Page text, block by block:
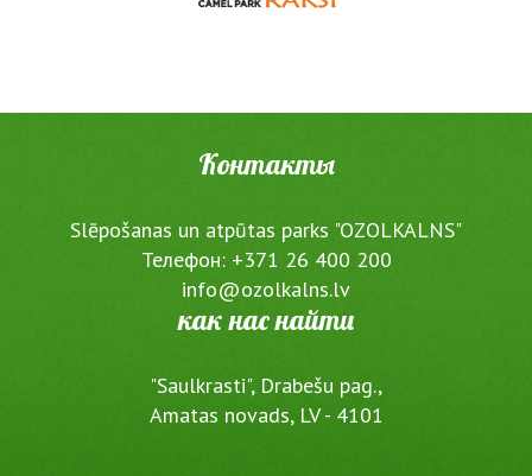
Контакты
Slēpošanas un atpūtas parks "OZOLKALNS"
Телефон: +371 26 400 200
info@ozolkalns.lv
как нас найти
"Saulkrasti", Drabešu pag.,
Amatas novads, LV - 4101